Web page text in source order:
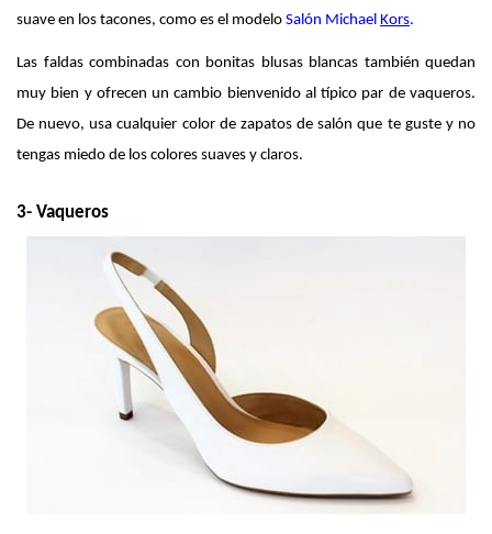
suave en los tacones, como es el modelo Salón Michael Kors.
Las faldas combinadas con bonitas blusas blancas también quedan
muy bien y ofrecen un cambio bienvenido al típico par de vaqueros.
De nuevo, usa cualquier color de zapatos de salón que te guste y no
tengas miedo de los colores suaves y claros.
3- Vaqueros